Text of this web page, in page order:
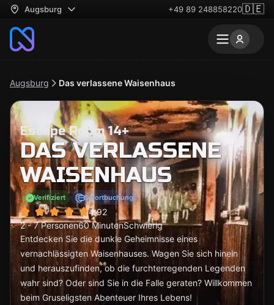
Augsburg +49 89 248858220🇩🇪
Augsburg Das verlassene Waisenhaus
Escape Room 14+
DAS VERLASSENE
WAISENHAUS
Verifiziert Sofortbuchung
4.92
2 - 7 Personen60 MinutenSchwierig
Entdecken Sie die dunkle Geheimnisse eines
vernachlässigten Waisenhauses. Wagen Sie sich hinein
und herauszufinden, ob die furchterregenden Legenden
wahr sind? Oder sind Sie in die Falle geraten? Willkommen
beim Gruseligsten Abenteuer Ihres Lebens!